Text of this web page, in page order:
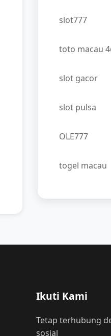
slot777
toto macau
slot gacor
slot pulsa
OLE777
togel macau
Ikuti Kami
Tetap terhubung
sosial